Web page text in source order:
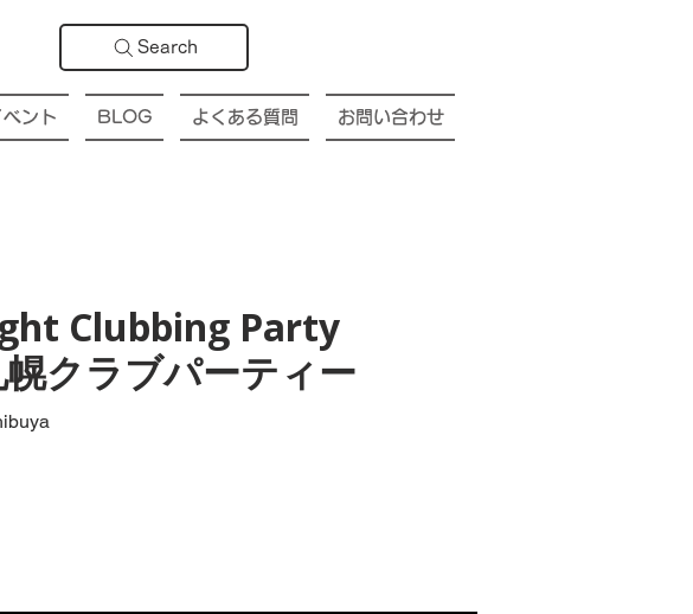
Search
ベント BLOG よくある質問 お問い合わせ
Clubbing Party
クラブパーティー